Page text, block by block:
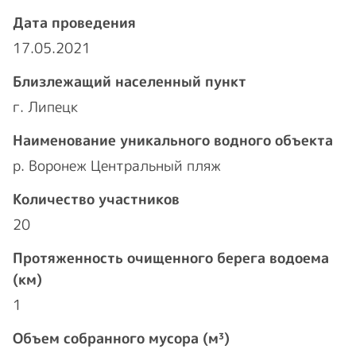
Дата проведения
17.05.2021
Близлежащий населенный пункт
г. Липецк
Наименование уникального водного объекта
р. Воронеж Центральный пляж
Количество участников
20
Протяженность очищенного берега водоема
(км)
1
Объем собранного мусора (м³)